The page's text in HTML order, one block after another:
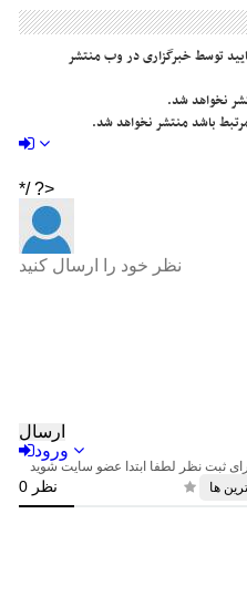
توسط خبرگزاری در وب منتشر
نخواهد شد.
باشد منتشر نخواهد شد.